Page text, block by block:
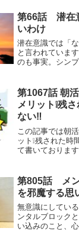
第66話 潜在
いわけ
潜在意識では「
と言われていま
のも事実。シン
法があるのか？
第1067話 朝
メリット❕残
ない‼
この記事では朝
ット❕残された
て書いております。 日常生活におい
い。一番脳の状
とをやるべきなの
第805話 メ
を邪魔する思
無意識にしてい
ンタルブロック
い込みのこと、